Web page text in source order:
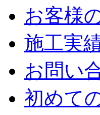
お客様
施工実
お問い
初めて